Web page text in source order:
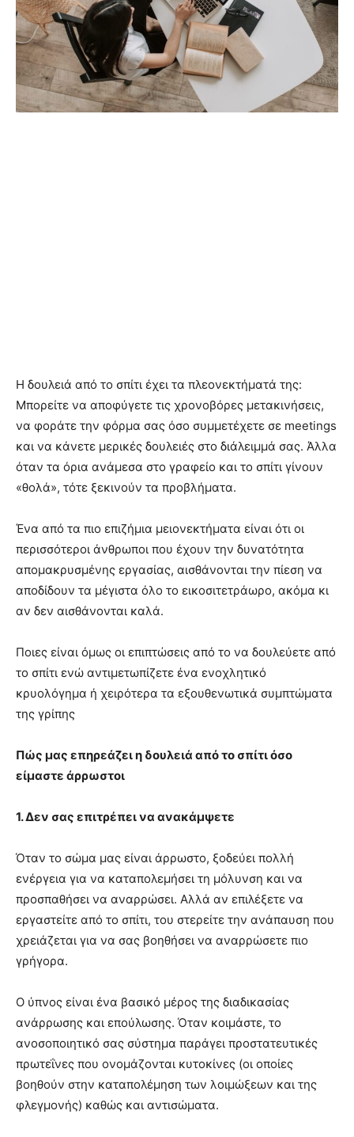
Η δουλειά από το σπίτι έχει τα πλεονεκτήματά της:
Μπορείτε να αποφύγετε τις χρονοβόρες μετακινήσεις,
να φοράτε την φόρμα σας όσο συμμετέχετε σε meetings
και να κάνετε μερικές δουλειές στο διάλειμμά σας. Άλλα
όταν τα όρια ανάμεσα στο γραφείο και το σπίτι γίνουν
«θολά», τότε ξεκινούν τα προβλήματα.
Ένα από τα πιο επιζήμια μειονεκτήματα είναι ότι οι
περισσότεροι άνθρωποι που έχουν την δυνατότητα
απομακρυσμένης εργασίας, αισθάνονται την πίεση να
αποδίδουν τα μέγιστα όλο το εικοσιτετράωρο, ακόμα κι
αν δεν αισθάνονται καλά.
Ποιες είναι όμως οι επιπτώσεις από το να δουλεύετε από
το σπίτι ενώ αντιμετωπίζετε ένα ενοχλητικό
κρυολόγημα ή χειρότερα τα εξουθενωτικά συμπτώματα
της γρίπης
Πώς μας επηρεάζει η δουλειά από το σπίτι όσο
είμαστε άρρωστοι
1. Δεν σας επιτρέπει να ανακάμψετε
Όταν το σώμα μας είναι άρρωστο, ξοδεύει πολλή
ενέργεια για να καταπολεμήσει τη μόλυνση και να
προσπαθήσει να αναρρώσει. Αλλά αν επιλέξετε να
εργαστείτε από το σπίτι, του στερείτε την ανάπαυση που
χρειάζεται για να σας βοηθήσει να αναρρώσετε πιο
γρήγορα.
O ύπνος είναι ένα βασικό μέρος της διαδικασίας
ανάρρωσης και επούλωσης. Όταν κοιμάστε, το
ανοσοποιητικό σας σύστημα παράγει προστατευτικές
πρωτεΐνες που ονομάζονται κυτοκίνες (οι οποίες
βοηθούν στην καταπολέμηση των λοιμώξεων και της
φλεγμονής) καθώς και αντισώματα.